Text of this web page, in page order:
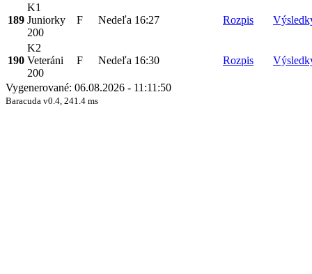
189
K1
Juniorky
200
F Nedeľa 16:27 Rozpis
190
K2
Veteráni
200
F Nedeľa 16:30 Rozpis
Vygenerované: 06.08.2026 - 11:11:50
Baracuda v0.4, 241.4 ms